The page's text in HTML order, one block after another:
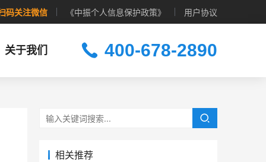
码关注微信 《中振个人信息保护政策》 用户协议
关于我们 400-678-2890
相关推荐